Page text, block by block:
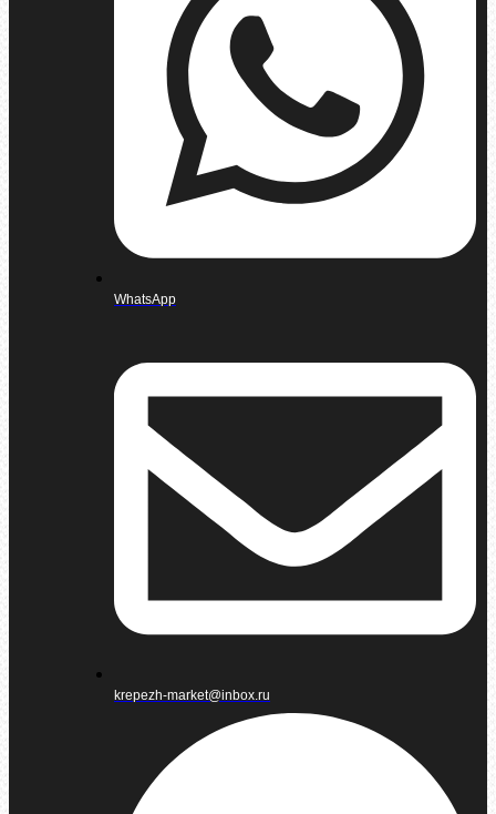
WhatsApp
krepezh-market@inbox.ru